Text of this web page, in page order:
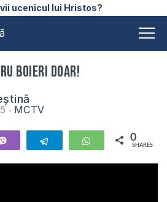
ucenicul lui Hristos?
boieri doar!
MCTV
Telegram WhatsApp
0
SHARES